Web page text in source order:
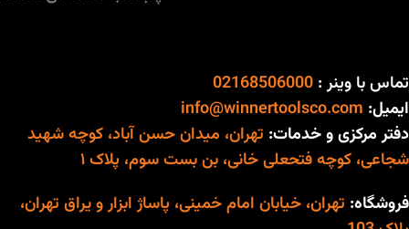
تماس با وینر : 02168506000
ایمیل: info@winnertoolsco.com
دفتر مرکزی و خدمات: تهران، میدان حسن آباد، کوچه شهید
شجاعی، کوچه فتحعلی خانی، بن بست سوم، پلاک ۱
فروشگاه: تهران، خیابان امام خمینی، پاساژ ابزار و یراق تهران،